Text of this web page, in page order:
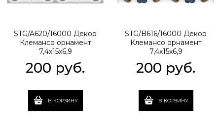
STG/A620/16000 Декор
Клемансо орнамент
7,4х15х6,9
200 руб.
В КОРЗИНУ
STG/B616/16000 Декор
Клемансо орнамент
7,4х15х6,9
200 руб.
В КОРЗИНУ